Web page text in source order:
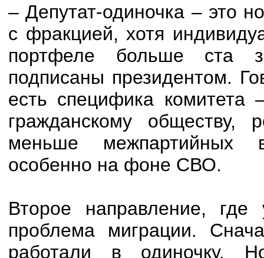
– Депутат-одиночка – это
с фракцией, хотя
портфеле больше ста
подписаны президентом.
есть специфика
гражданскому обществу,
меньше межпартийных
особенно на фоне СВО.
Второе направление, где
проблема миграции.
работали в одиночку.